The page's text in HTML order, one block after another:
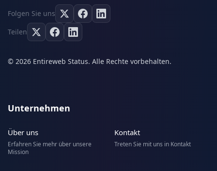
Folgen Sie uns
Teilen
© 2026 Entireweb Status. Alle Rechte vorbehalten.
Unternehmen
Über uns
Erfahren Sie mehr über unsere
Mission
Kontakt
Treten Sie mit uns in Kontakt